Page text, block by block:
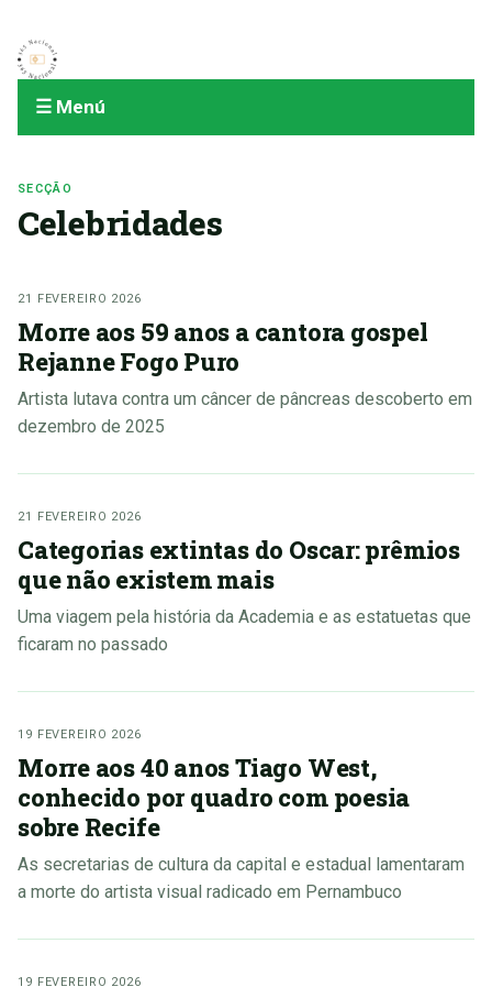
☰ Menú
SECÇÃO
Celebridades
21 FEVEREIRO 2026
Morre aos 59 anos a cantora gospel
Rejanne Fogo Puro
Artista lutava contra um câncer de pâncreas descoberto em
dezembro de 2025
21 FEVEREIRO 2026
Categorias extintas do Oscar: prêmios
que não existem mais
Uma viagem pela história da Academia e as estatuetas que
ficaram no passado
19 FEVEREIRO 2026
Morre aos 40 anos Tiago West,
conhecido por quadro com poesia
sobre Recife
As secretarias de cultura da capital e estadual lamentaram
a morte do artista visual radicado em Pernambuco
19 FEVEREIRO 2026